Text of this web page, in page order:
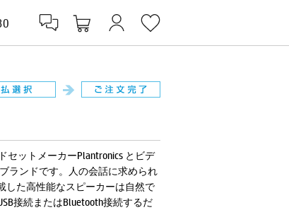
セットメーカーPlantronics とビデ
ランドです。人の会話に求められ
した高性能なスピーカーは自然で
接続またはBluetooth接続するだ